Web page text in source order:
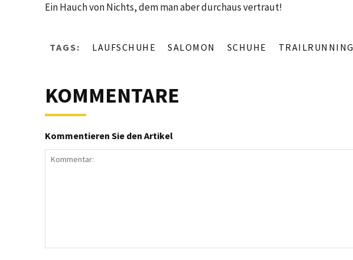
Ein Hauch von Nichts, dem man aber durchaus vertraut!
TAGS: LAUFSCHUHE SALOMON SCHUHE TRAILRUNNING
KOMMENTARE
Kommentieren Sie den Artikel